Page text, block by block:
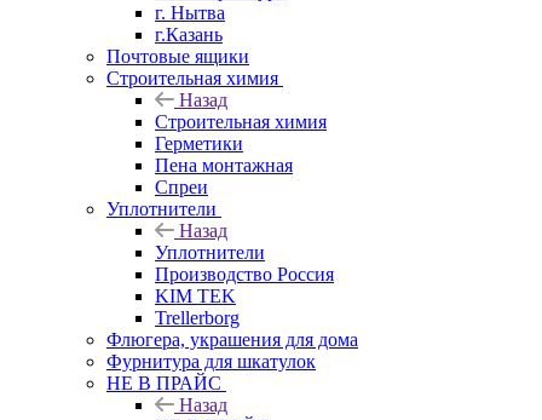
г. Нытва
г.Казань
Почтовые ящики
Строительная химия
Назад
Строительная химия
Герметики
Пена монтажная
Спреи
Уплотнители
Назад
Уплотнители
Производство Россия
KIM TEK
Trellerborg
Флюгера, украшения для дома
Фурнитура для шкатулок
НЕ В ПРАЙС
Назад